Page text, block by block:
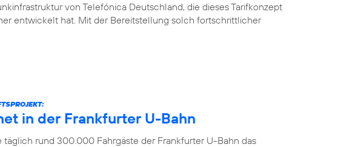
von Telefónica Deutschland, die dieses Tarifkonzept
entwickelt hat. Mit der Bereitstellung solch fortschrittlicher
in der Frankfurter U-Bahn
täglich rund 300.000 Fahrgäste der Frankfurter U-Bahn das